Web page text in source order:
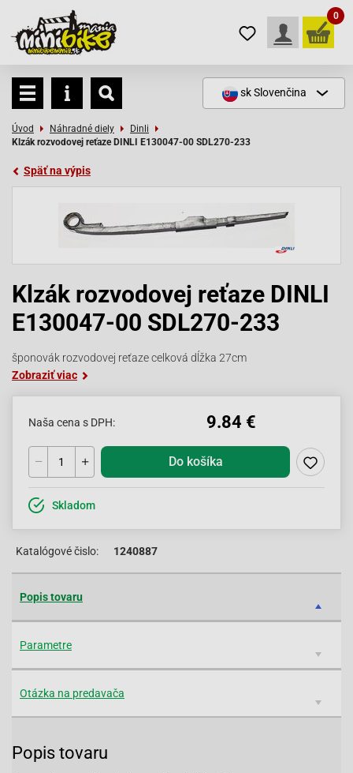
0
skSlovenčina
Úvod Náhradné diely
Dinli
Klzák rozvodovej reťaze DINLI E130047-00 SDL270-233
Späť na výpis
Klzák rozvodovej reťaze DINLI
E130047-00 SDL270-233
šponovák rozvodovej reťaze celková dĺžka 27cm
Zobraziť viac
Naša cena s DPH: 9.84 €
Do košíka
Skladom
Katalógové čislo: 1240887
Popis tovaru
Parametre
Otázka na predavača
Popis tovaru